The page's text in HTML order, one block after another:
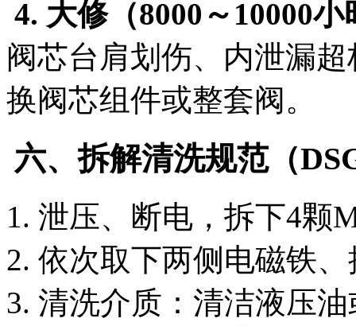
4. 大修（8000～10000小
阀芯台肩划伤、内泄漏
换阀芯组件或整套阀。
六、拆解清洗规范（
1. 泄压、断电，拆下4颗
2. 依次取下两侧电磁铁
3. 清洗介质：清洁液压